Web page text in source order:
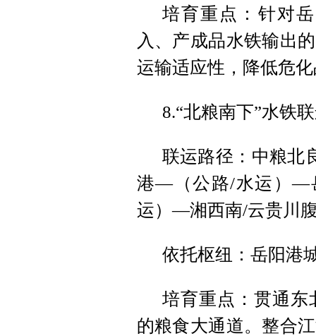
培育重点：针对
入、产成品水铁输出
运输适应性，降低危
8.“北粮南下”水铁
联运路径：中粮
港—（公路/水运）—
运）—湘西南/云贵川
依托枢纽：岳阳港
培育重点：贯通东
的粮食大通道。整合